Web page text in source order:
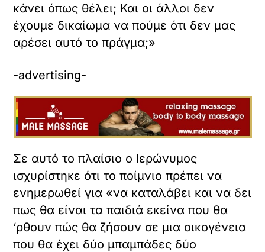
κάνει όπως θέλει; Και οι άλλοι δεν
έχουμε δικαίωμα να πούμε ότι δεν μας
αρέσει αυτό το πράγμα;»
-advertising-
Σε αυτό το πλαίσιο ο Ιερώνυμος
ισχυρίστηκε ότι το ποίμνιο πρέπει να
ενημερωθεί για «να καταλάβει και να δει
πως θα είναι τα παιδιά εκείνα που θα
‘ρθουν πώς θα ζήσουν σε μια οικογένεια
που θα έχει δύο μπαμπάδες δύο